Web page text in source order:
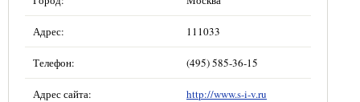
Адрес: 111033
Телефон: (495) 585-36-15
Адрес сайта: http://www.s-i-v.ru